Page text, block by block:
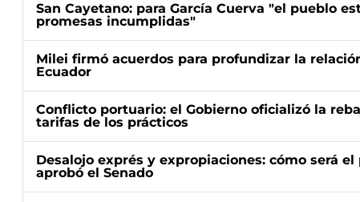
San Cayetano: para García Cuerva "el pueblo
promesas incumplidas"
Milei firmó acuerdos para profundizar la
Ecuador
Conflicto portuario: el Gobierno oficializó la
tarifas de los prácticos
Desalojo exprés y expropiaciones: cómo será
aprobó el Senado